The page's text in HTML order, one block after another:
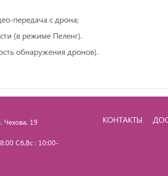
передача с дрона;
(в режиме Пеленг).
обнаружения дронов).
Чехова, 19
Сб,Вс : 10:00-
КОНТАКТЫ